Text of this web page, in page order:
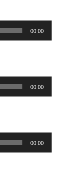
00:00
00:00
00:00